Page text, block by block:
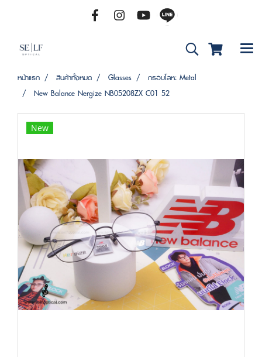
หน้าแรก สินค้าทั้งหมด Glasses
กรอบโลหะ Metal
New Balance Nergize NB05208ZX C01 52
New